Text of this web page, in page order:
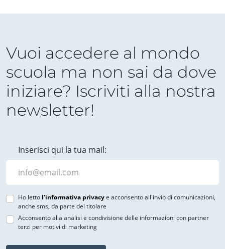
Vuoi accedere al mondo
scuola ma non sai da dove
iniziare? Iscriviti alla nostra
newsletter!
Inserisci qui la tua mail:
Ho letto l'informativa privacye acconsento all'invio di comunicazioni,
anche sms, da parte del titolare
Acconsento alla analisi e condivisione delle informazioni con partner
terzi per motivi di marketing